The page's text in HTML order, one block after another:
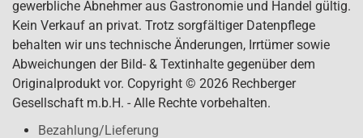
gewerbliche Abnehmer aus Gastronomie und Handel gültig.
Kein Verkauf an privat. Trotz sorgfältiger Datenpflege
behalten wir uns technische Änderungen, Irrtümer sowie
Abweichungen der Bild- & Textinhalte gegenüber dem
Originalprodukt vor. Copyright © 2026 Rechberger
Gesellschaft m.b.H. - Alle Rechte vorbehalten.
Bezahlung/Lieferung